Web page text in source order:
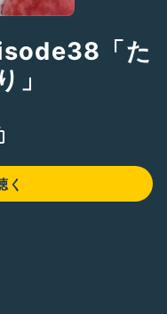
「た
」
く
時、ごめんね、ごめん